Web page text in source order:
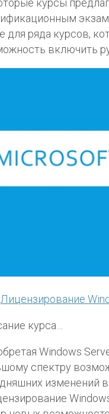
курсы
для ряда курсов,
включить
Лицензирование
курса…
Windows
спектру
изменений